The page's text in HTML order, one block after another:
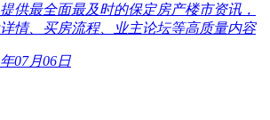
供最全面最及时的保定房产楼市资讯，
情、买房流程、业主论坛等高质量内容
07月06日